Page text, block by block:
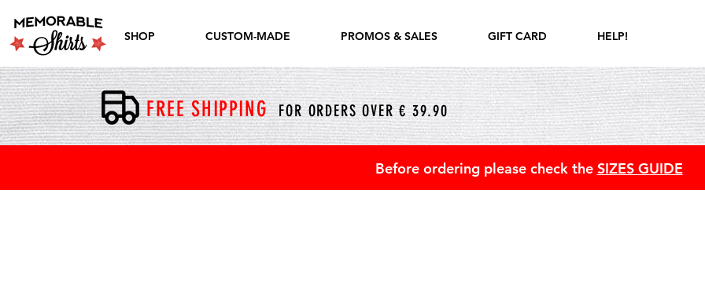
SHOP CUSTOM-MADE PROMOS & SALES GIFT CARD HELP!
FREE SHIPPING FOR ORDERS OVER € 39.90
Before ordering please check the SIZES GUIDE